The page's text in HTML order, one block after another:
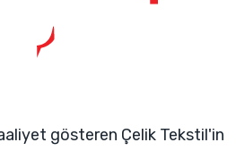
gösteren Çelik Tekstil'in